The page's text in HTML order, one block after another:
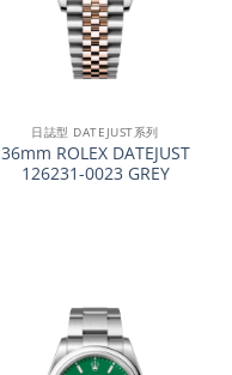
日誌型 DATEJUST系列
36mm ROLEX DATEJUST
126231-0023 GREY